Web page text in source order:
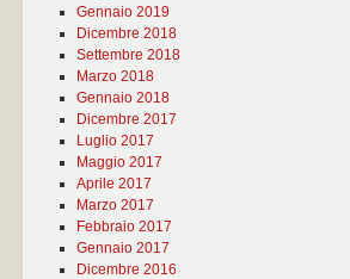
Gennaio 2019
Dicembre 2018
Settembre 2018
Marzo 2018
Gennaio 2018
Dicembre 2017
Luglio 2017
Maggio 2017
Aprile 2017
Marzo 2017
Febbraio 2017
Gennaio 2017
Dicembre 2016